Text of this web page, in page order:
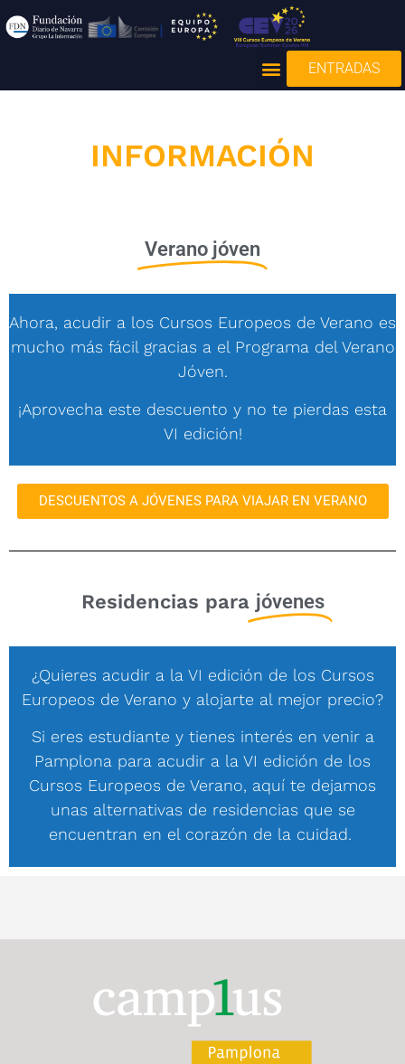
ENTRADAS
INFORMACIÓN
Verano jóven
Ahora, acudir a los Cursos Europeos de Verano es
mucho más fácil gracias a el Programa del Verano
Jóven.
¡Aprovecha este descuento y no te pierdas esta
VI edición!
DESCUENTOS A JÓVENES PARA VIAJAR EN VERANO
Residencias para jóvenes
¿Quieres acudir a la VI edición de los Cursos
Europeos de Verano y alojarte al mejor precio?
Si eres estudiante y tienes interés en venir a
Pamplona para acudir a la VI edición de los
Cursos Europeos de Verano, aquí te dejamos
unas alternativas de residencias que se
encuentran en el corazón de la cuidad.